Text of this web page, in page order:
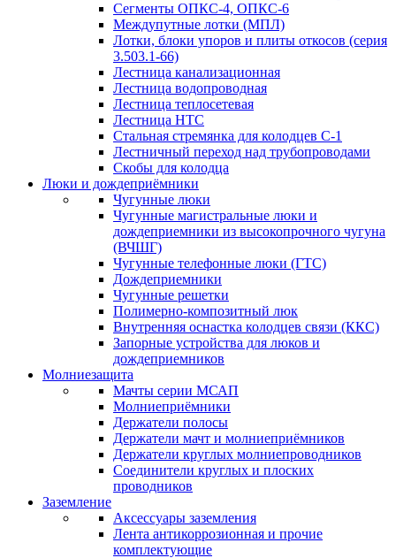
Сегменты ОПКС-4, ОПКС-6
Междупутные лотки (МПЛ)
Лотки, блоки упоров и плиты откосов (серия
3.503.1-66)
Лестница канализационная
Лестница водопроводная
Лестница теплосетевая
Лестница НТС
Стальная стремянка для колодцев С-1
Лестничный переход над трубопроводами
Скобы для колодца
Люки и дождеприёмники
Чугунные люки
Чугунные магистральные люки и
дождеприемники из высокопрочного чугуна
(ВЧШГ)
Чугунные телефонные люки (ГТС)
Дождеприемники
Чугунные решетки
Полимерно-композитный люк
Внутренняя оснастка колодцев связи (ККС)
Запорные устройства для люков и
дождеприемников
Молниезащита
Мачты серии МСАП
Молниеприёмники
Держатели полосы
Держатели мачт и молниеприёмников
Держатели круглых молниепроводников
Cоединители круглых и плоских
проводников
Заземление
Аксессуары заземления
Лента антикоррозионная и прочие
комплектующие